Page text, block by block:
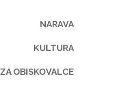
NARAVA
KULTURA
ZA OBISKOVALCE